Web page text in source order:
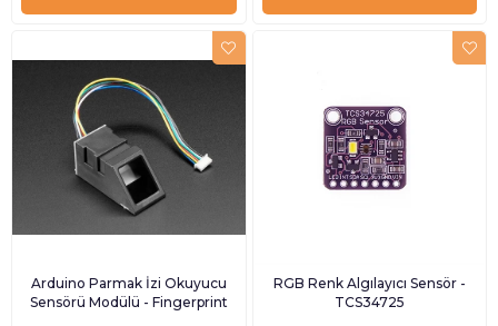
Arduino Parmak İzi Okuyucu
Sensörü Modülü - Fingerprint
RGB Renk Algılayıcı Sensör -
TCS34725